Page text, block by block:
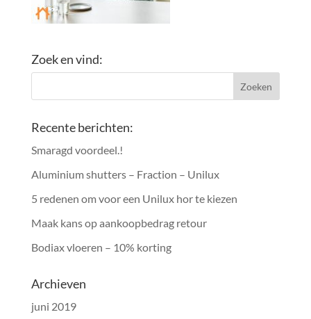
Zoek en vind:
Recente berichten:
Smaragd voordeel.!
Aluminium shutters – Fraction – Unilux
5 redenen om voor een Unilux hor te kiezen
Maak kans op aankoopbedrag retour
Bodiax vloeren – 10% korting
Archieven
juni 2019